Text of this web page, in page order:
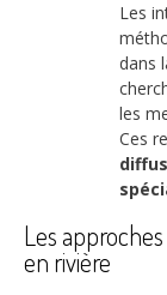
Les
dans
les
Ces
Les
en rivière